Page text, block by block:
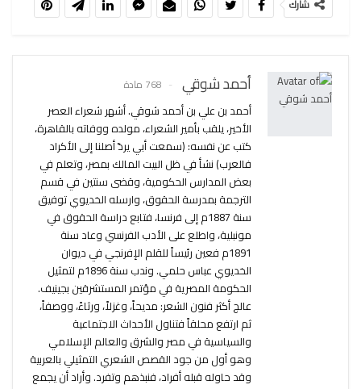
شارك
أحمد شوقي 768 مادة
أحمد بن علي بن أحمد شوقي. أشهر شعراء العصر
الأخير، يلقب بأمير الشعراء، مولده ووفاته بالقاهرة،
كتب عن نفسه: (سمعت أبي يردّ أصلنا إلى الأكراد
فالعرب) نشأ في ظل البيت المالك بمصر، وتعلم في
بعض المدارس الحكومية، وقضى سنتين في قسم
الترجمة بمدرسة الحقوق، وارسله الخديوي توفيق
سنة 1887م إلى فرنسا، فتابع دراسة الحقوق في
مونبلية، واطلع على الأدب الفرنسي وعاد سنة
1891م فعين رئيساً للقلم الإفرنجي في ديوان
الخديوي عباس حلمي. وندب سنة 1896م لتمثيل
الحكومة المصرية في مؤتمر المستشرقين بجينيف.
عالج أكثر فنون الشعر: مديحاً، وغزلاً، ورثاءً، ووصفاً،
ثم ارتفع محلقاً فتناول الأحداث الاجتماعية
والسياسية في مصر والشرق والعالم الإسلامي
وهو أول من جود القصص الشعري التمثيلي بالعربية
وقد حاوله قبله أفراد، فنبذهم وتفرد. وأراد أن يجمع